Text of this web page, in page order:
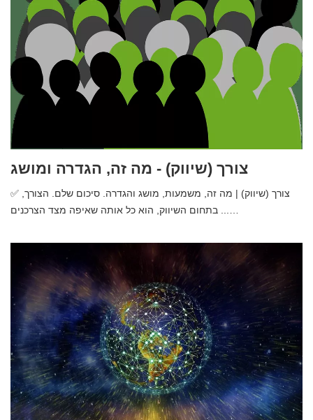
צורך (שיווק) - מה זה, הגדרה ומושג
✅ צורך (שיווק) | מה זה, משמעות, מושג והגדרה. סיכום שלם. הצורך,
בתחום השיווק, הוא כל אותה שאיפה מצד הצרכנים ...…